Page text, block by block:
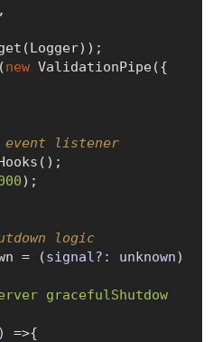
new ValidationPipe({
event listener
);
logic
= (signal?: unknown)
gracefulShutdow
=>{